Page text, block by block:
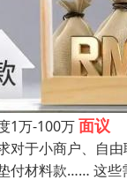
1万-100万面议
对于小商户、自
付材料款…… 这